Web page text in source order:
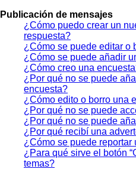
Publicación de mensajes
¿Cómo puedo crear un
respuesta?
¿Cómo se puede editar o
¿Cómo se puede añadir
¿Cómo creo una
¿Por qué no se puede
encuesta?
¿Cómo edito o borro una
¿Por qué no se puede
¿Por qué no se puede
¿Por qué recibí una
¿Cómo se puede reportar
¿Para qué sirve el botón
temas?